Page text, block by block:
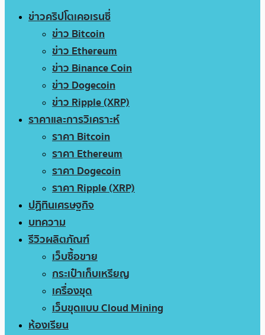
ข่าวคริปโตเคอเรนซี่
ข่าว Bitcoin
ข่าว Ethereum
ข่าว Binance Coin
ข่าว Dogecoin
ข่าว Ripple (XRP)
ราคาและการวิเคราะห์
ราคา Bitcoin
ราคา Ethereum
ราคา Dogecoin
ราคา Ripple (XRP)
ปฏิทินเศรษฐกิจ
บทความ
รีวิวผลิตภัณฑ์
เว็บซื้อขาย
กระเป๋าเก็บเหรียญ
เครื่องขุด
เว็บขุดแบบ Cloud Mining
ห้องเรียน